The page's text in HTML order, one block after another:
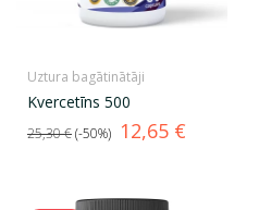
Uztura bagātinātāji
Kvercetīns 500
Standarta
cena
25,30 € -50% Cena
12,65 €